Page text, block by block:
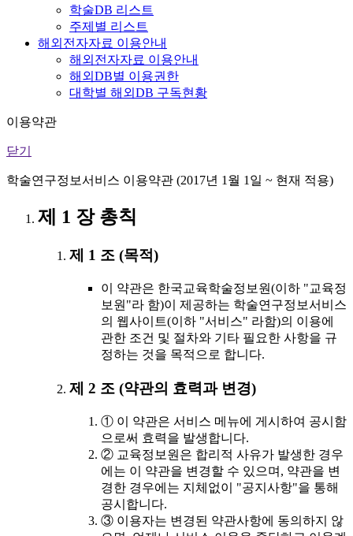
학술DB 리스트
주제별 리스트
해외전자자료 이용안내
해외전자자료 이용안내
해외DB별 이용권한
대학별 해외DB 구독현황
이용약관
닫기
학술연구정보서비스 이용약관 (2017년 1월 1일 ~ 현재 적용)
제 1 장 총칙
제 1 조 (목적)
이 약관은 한국교육학술정보원(이하 "교육정
보원"라 함)이 제공하는 학술연구정보서비스
의 웹사이트(이하 "서비스" 라함)의 이용에
관한 조건 및 절차와 기타 필요한 사항을 규
정하는 것을 목적으로 합니다.
제 2 조 (약관의 효력과 변경)
① 이 약관은 서비스 메뉴에 게시하여 공시함
으로써 효력을 발생합니다.
② 교육정보원은 합리적 사유가 발생한 경우
에는 이 약관을 변경할 수 있으며, 약관을 변
경한 경우에는 지체없이 "공지사항"을 통해
공시합니다.
③ 이용자는 변경된 약관사항에 동의하지 않